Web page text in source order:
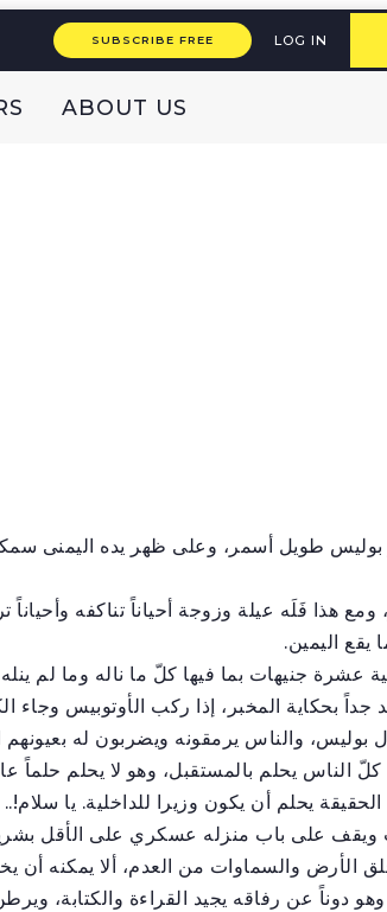
SUBSCRIBE FREE LOG IN
ABOUT US
بوليس طويل أسمر، وعلى ظهر يده اليمنى
ومع هذا فَلَه عيلة وزوجة أحياناً تناكفه
يقع اليمين.
عشرة جنيهات بما فيها كلّ ما ناله وما لم
جداً بحكاية المخبر، إذا ركب الأوتوبيس
بوليس، والناس يرمقونه ويضربون له بعيونهم
الناس يحلم بالمستقبل، وهو لا يحلم حلماً
يحلم أن يكون وزيرا للداخلية. يا
ويقف على باب منزله عسكري على الأقل
الأرض والسماوات من العدم، ألا يمكنه أن
دوناً عن رفاقه يجيد القراءة والكتابة، ويرطن